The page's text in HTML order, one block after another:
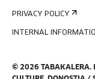
© 2026 TABAKALERA.
PRIVACY POLICY
INTERNAL